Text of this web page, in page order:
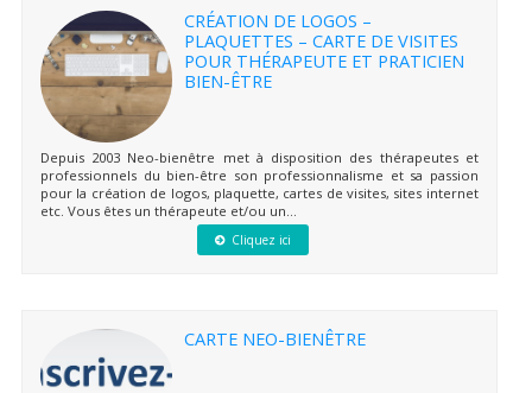
CRÉATION DE LOGOS –
PLAQUETTES – CARTE DE VISITES
POUR THÉRAPEUTE ET PRATICIEN
BIEN-ÊTRE
Depuis 2003 Neo-bienêtre met à disposition des thérapeutes et
professionnels du bien-être son professionnalisme et sa passion
pour la création de logos, plaquette, cartes de visites, sites internet
etc. Vous êtes un thérapeute et/ou un...
Cliquez ici
CARTE NEO-BIENÊTRE